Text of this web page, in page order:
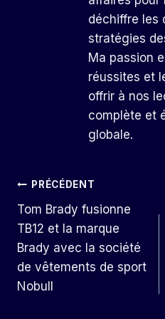
déchiffre les
stratégies
Ma passion
réussites et
offrir à nos
complète et
globale.
Navigation
De
L’article
PRÉCÉDENT
Tom Brady fusionne
TB12 et la marque
Brady avec la société
de vêtements de sport
Nobull